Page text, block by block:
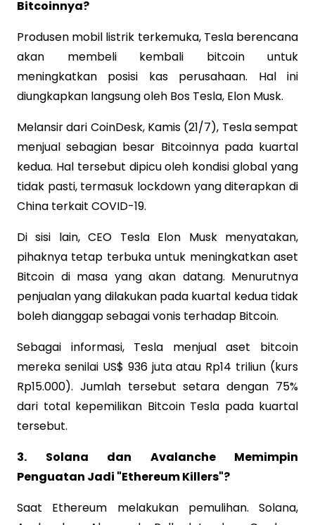
Bitcoinnya?
Produsen mobil listrik terkemuka, Tesla berencana
akan membeli kembali bitcoin untuk
meningkatkan posisi kas perusahaan. Hal ini
diungkapkan langsung oleh Bos Tesla, Elon Musk.
Melansir dari CoinDesk, Kamis (21/7), Tesla sempat
menjual sebagian besar Bitcoinnya pada kuartal
kedua. Hal tersebut dipicu oleh kondisi global yang
tidak pasti, termasuk lockdown yang diterapkan di
China terkait COVID-19.
Di sisi lain, CEO Tesla Elon Musk menyatakan,
pihaknya tetap terbuka untuk meningkatkan aset
Bitcoin di masa yang akan datang. Menurutnya
penjualan yang dilakukan pada kuartal kedua tidak
boleh dianggap sebagai vonis terhadap Bitcoin.
Sebagai informasi, Tesla menjual aset bitcoin
mereka senilai US$ 936 juta atau Rp14 triliun (kurs
Rp15.000). Jumlah tersebut setara dengan 75%
dari total kepemilikan Bitcoin Tesla pada kuartal
tersebut.
3. Solana dan Avalanche Memimpin
Penguatan Jadi "Ethereum Killers"?
Saat Ethereum melakukan pemulihan. Solana,